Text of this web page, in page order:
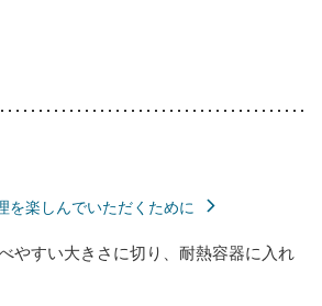
を楽しんでいただくために
やすい大きさに切り、耐熱容器に入れ